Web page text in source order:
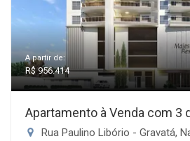
A partir de:
R$ 956.414
Apartamento à Venda com 3
Rua Paulino Libório - Gravatá,